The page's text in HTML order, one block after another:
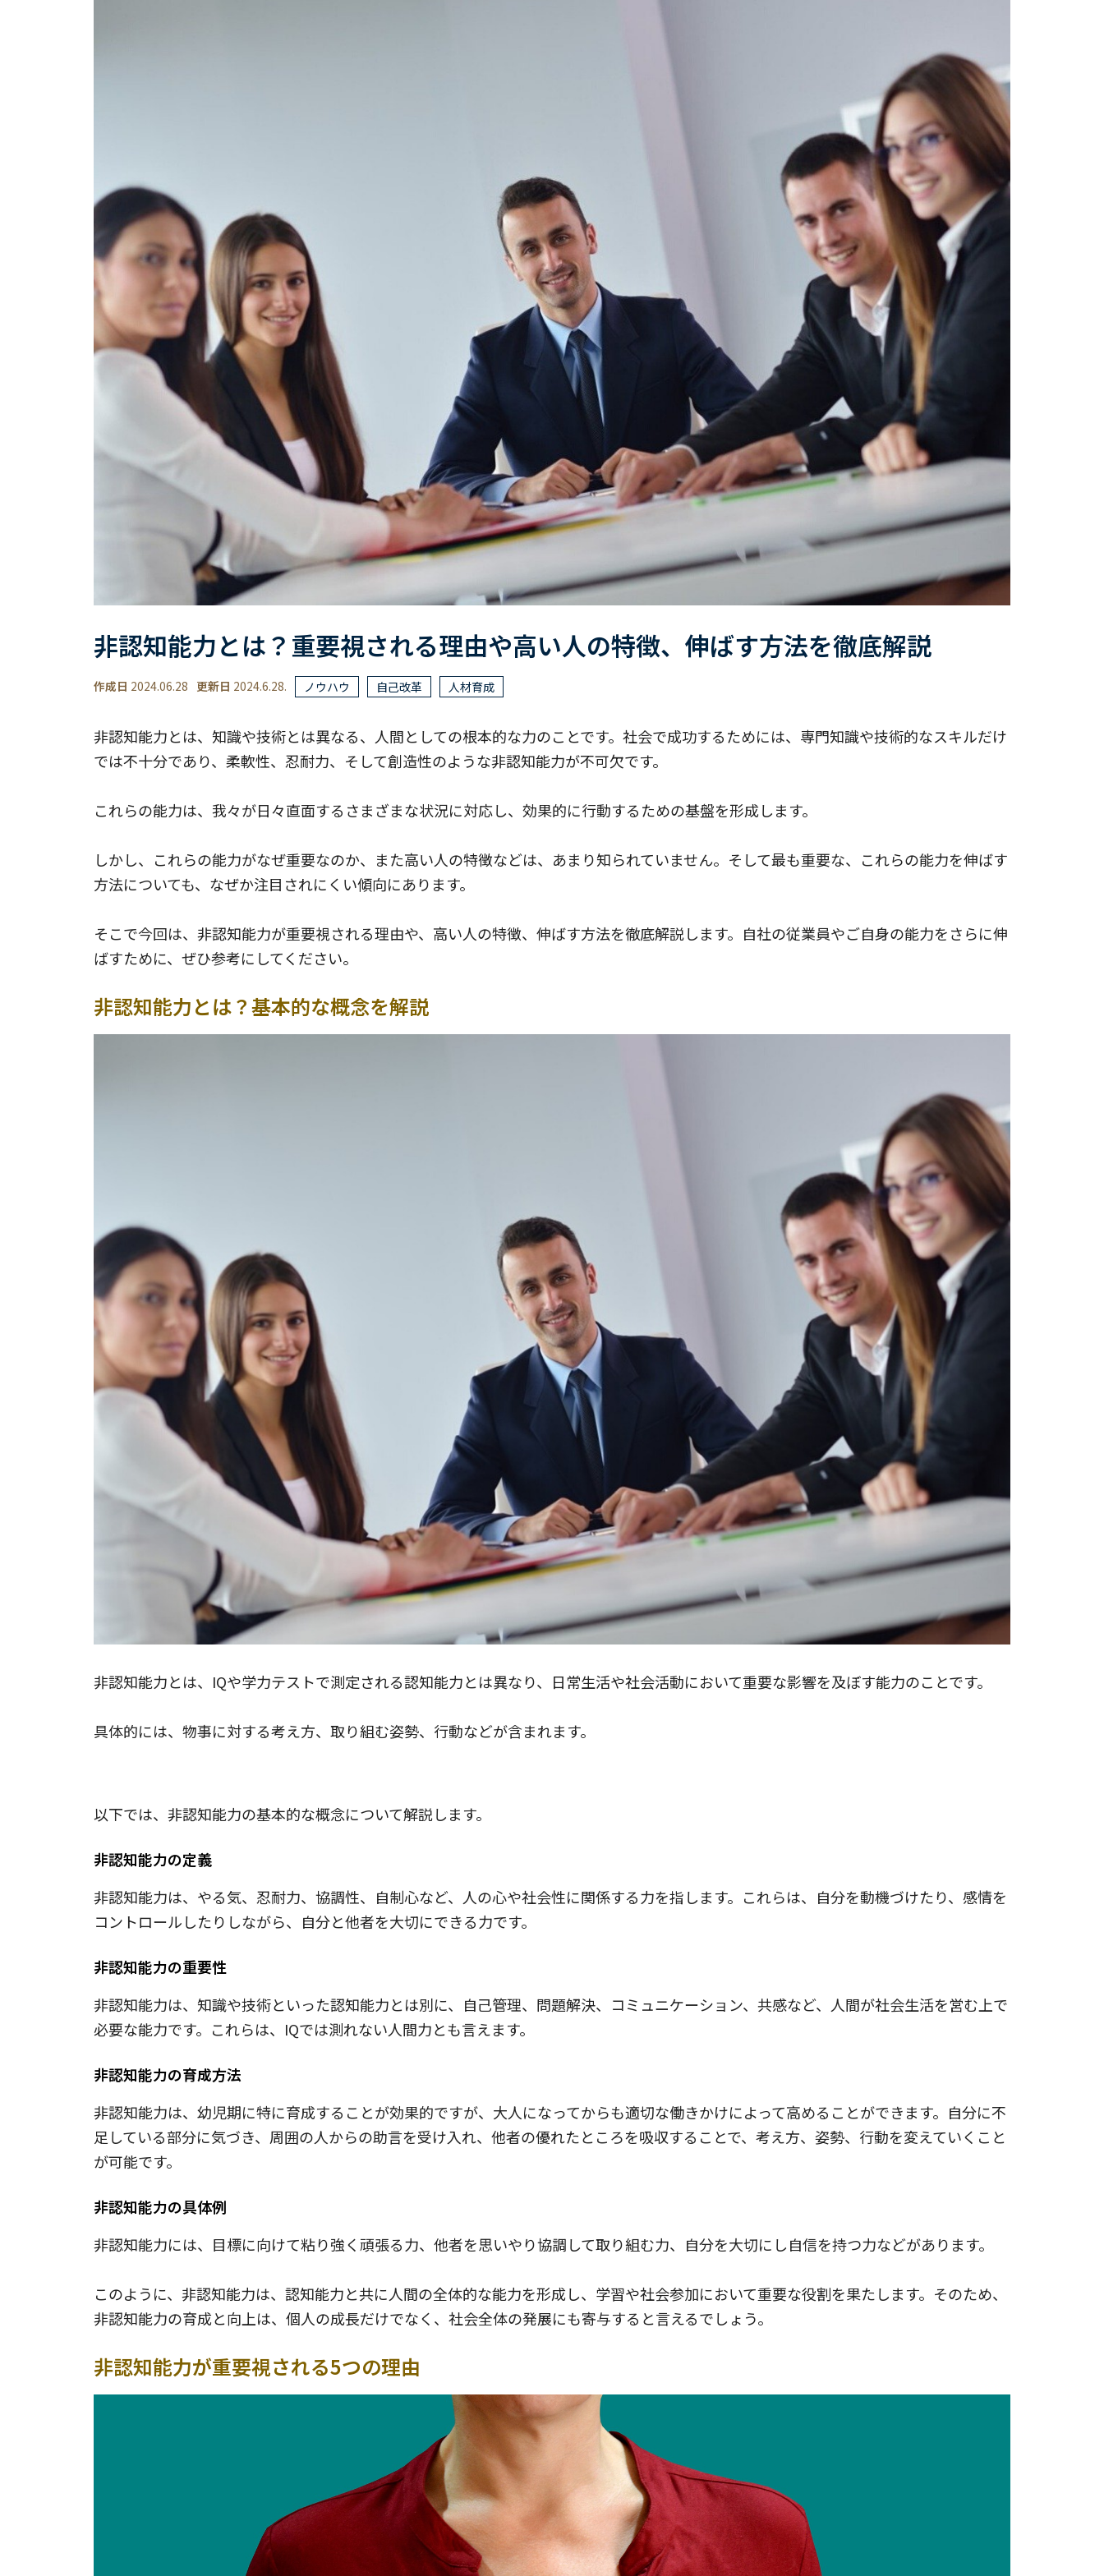
非認知能力とは？重要視される理由や高い人の特徴、伸ばす方法を徹底解説
作成日 2024.06.28 更新日 2024.6.28. ノウハウ 自己改革 人材育成
非認知能力とは、知識や技術とは異なる、人間としての根本的な力のことです。社会で成功するためには、専門知識や技術的なスキルだけ
では不十分であり、柔軟性、忍耐力、そして創造性のような非認知能力が不可欠です。
これらの能力は、我々が日々直面するさまざまな状況に対応し、効果的に行動するための基盤を形成します。
しかし、これらの能力がなぜ重要なのか、また高い人の特徴などは、あまり知られていません。そして最も重要な、これらの能力を伸ばす
方法についても、なぜか注目されにくい傾向にあります。
そこで今回は、非認知能力が重要視される理由や、高い人の特徴、伸ばす方法を徹底解説します。自社の従業員やご自身の能力をさらに伸
ばすために、ぜひ参考にしてください。
非認知能力とは？基本的な概念を解説
非認知能力とは、IQや学力テストで測定される認知能力とは異なり、日常生活や社会活動において重要な影響を及ぼす能力のことです。
具体的には、物事に対する考え方、取り組む姿勢、行動などが含まれます。
以下では、非認知能力の基本的な概念について解説します。
非認知能力の定義
非認知能力は、やる気、忍耐力、協調性、自制心など、人の心や社会性に関係する力を指します。これらは、自分を動機づけたり、感情を
コントロールしたりしながら、自分と他者を大切にできる力です。
非認知能力の重要性
非認知能力は、知識や技術といった認知能力とは別に、自己管理、問題解決、コミュニケーション、共感など、人間が社会生活を営む上で
必要な能力です。これらは、IQでは測れない人間力とも言えます。
非認知能力の育成方法
非認知能力は、幼児期に特に育成することが効果的ですが、大人になってからも適切な働きかけによって高めることができます。自分に不
足している部分に気づき、周囲の人からの助言を受け入れ、他者の優れたところを吸収することで、考え方、姿勢、行動を変えていくこと
が可能です。
非認知能力の具体例
非認知能力には、目標に向けて粘り強く頑張る力、他者を思いやり協調して取り組む力、自分を大切にし自信を持つ力などがあります。
このように、非認知能力は、認知能力と共に人間の全体的な能力を形成し、学習や社会参加において重要な役割を果たします。そのため、
非認知能力の育成と向上は、個人の成長だけでなく、社会全体の発展にも寄与すると言えるでしょう。
非認知能力が重要視される5つの理由